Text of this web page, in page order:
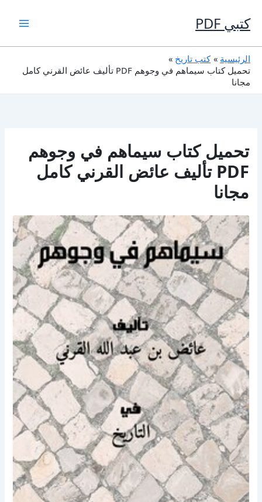
إلى
المحتوى
كتبي PDF
الرئيسية
كتب تاريخ
تحميل كتاب سيماهم في وجوهم PDF تأليف عائض القرني كامل
مجانا
تحميل كتاب سيماهم في وجوهم
PDF تأليف عائض القرني كامل
مجانا